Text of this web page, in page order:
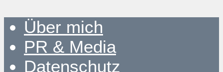
Über mich
PR & Media
Datenschutz